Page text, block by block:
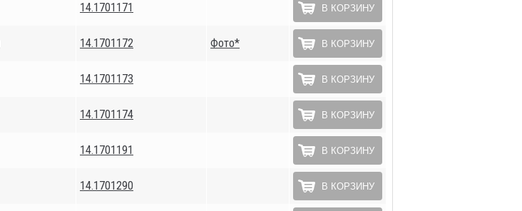
14.1701171 В КОРЗИНУ
14.1701172 Фото* В КОРЗИНУ
14.1701173 В КОРЗИНУ
14.1701174 В КОРЗИНУ
14.1701191 В КОРЗИНУ
14.1701290 В КОРЗИНУ